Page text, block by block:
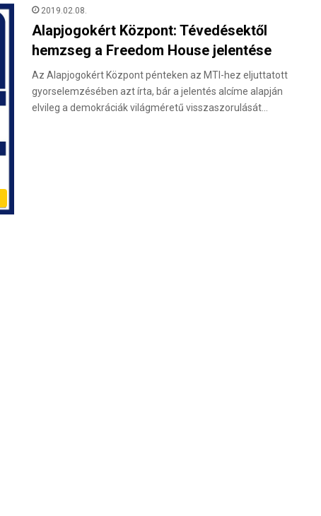
2019.02.08.
Alapjogokért Központ: Tévedésektől
hemzseg a Freedom House jelentése
Az Alapjogokért Központ pénteken az MTI-hez eljuttatott
gyorselemzésében azt írta, bár a jelentés alcíme alapján
elvileg a demokráciák világméretű visszaszorulását…